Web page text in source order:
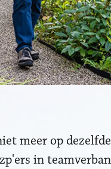
meer op
in